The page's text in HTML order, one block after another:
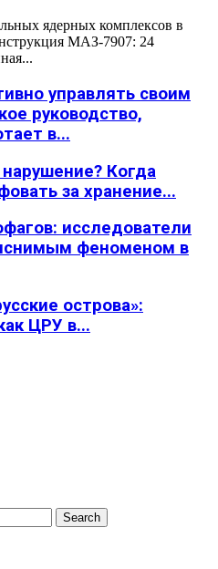
ядерных комплексов в
МАЗ-7907: 24
управлять своим
руководство,
в...
Когда
за хранение...
исследователи
феноменом в
острова»:
ЦРУ в...
Search